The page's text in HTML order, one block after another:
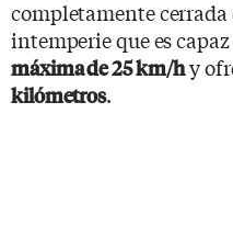
completamente cerrada
intemperie que es
máxima de 25 km/hy
kilómetros.